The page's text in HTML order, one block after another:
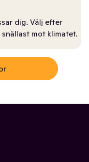
dig. Välj efter
mot klimatet.